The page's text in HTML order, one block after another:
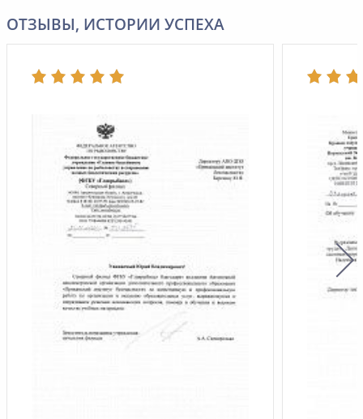
ОТЗЫВЫ, ИСТОРИИ УСПЕХА